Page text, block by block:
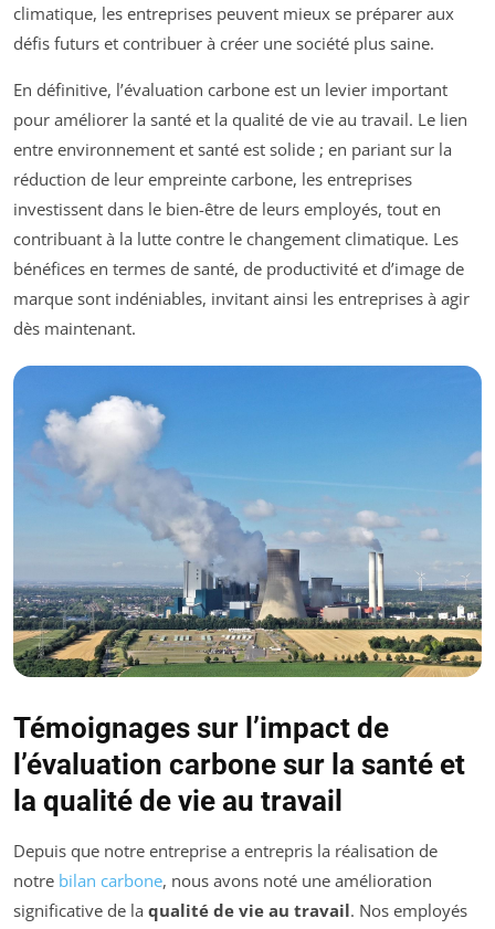
climatique, les entreprises peuvent mieux se préparer aux
défis futurs et contribuer à créer une société plus saine.
En définitive, l’évaluation carbone est un levier important
pour améliorer la santé et la qualité de vie au travail. Le lien
entre environnement et santé est solide ; en pariant sur la
réduction de leur empreinte carbone, les entreprises
investissent dans le bien-être de leurs employés, tout en
contribuant à la lutte contre le changement climatique. Les
bénéfices en termes de santé, de productivité et d’image de
marque sont indéniables, invitant ainsi les entreprises à agir
dès maintenant.
Témoignages sur l’impact de
l’évaluation carbone sur la santé et
la qualité de vie au travail
Depuis que notre entreprise a entrepris la réalisation de
notre bilan carbone, nous avons noté une amélioration
significative de la qualité de vie au travail. Nos employés